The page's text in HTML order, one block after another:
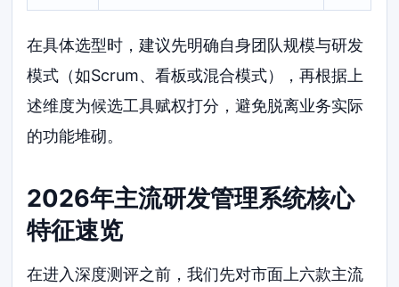
在具体选型时，建议先明确自身团队规模与研发
模式（如Scrum、看板或混合模式），再根据上
述维度为候选工具赋权打分，避免脱离业务实际
的功能堆砌。
2026年主流研发管理系统核心
特征速览
在进入深度测评之前，我们先对市面上六款主流